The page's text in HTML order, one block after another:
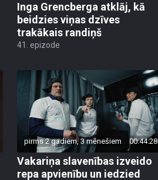
Inga Grencberga atklāj, kā
beidzies viņas dzīves
trakākais randiņš
41. epizode
pirms 2 gadiem, 3 mēnešiem 00:44:28
Vakariņa slavenības izveido
repa apvienību un iedzied